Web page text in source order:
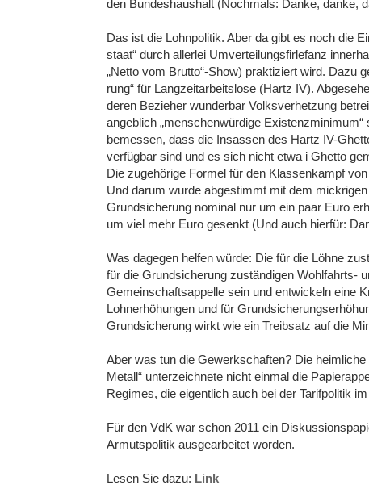
den Bundeshaushalt (Nochmals: Danke, danke,
Das ist die Lohnpolitik. Aber da gibt es noch die
staat“ durch allerlei Umverteilungsfirlefanz
„Netto vom Brutto“-Show) praktiziert wird. Dazu
rung“ für Langzeitarbeitslose (Hartz IV).
deren Bezieher wunderbar Volksverhetzung
angeblich „menschenwürdige Existenzminimum“
bemessen, dass die Insassen des Hartz IV-
verfügbar sind und es sich nicht etwa i Ghetto
Die zugehörige Formel für den Klassenkampf
Und darum wurde abgestimmt mit dem
Grundsicherung nominal nur um ein paar Euro
um viel mehr Euro gesenkt (Und auch hierfür:
Was dagegen helfen würde: Die für die Löhne
für die Grundsicherung zuständigen Wohlfahrts-
Gemeinschaftsappelle sein und entwickeln eine
Lohnerhöhungen und für
Grundsicherung wirkt wie ein Treibsatz auf die
Aber was tun die Gewerkschaften? Die
Metall“ unterzeichnete nicht einmal die
Regimes, die eigentlich auch bei der Tarifpolitik
Für den VdK war schon 2011 ein
Armutspolitik ausgearbeitet worden.
Lesen Sie dazu: Link